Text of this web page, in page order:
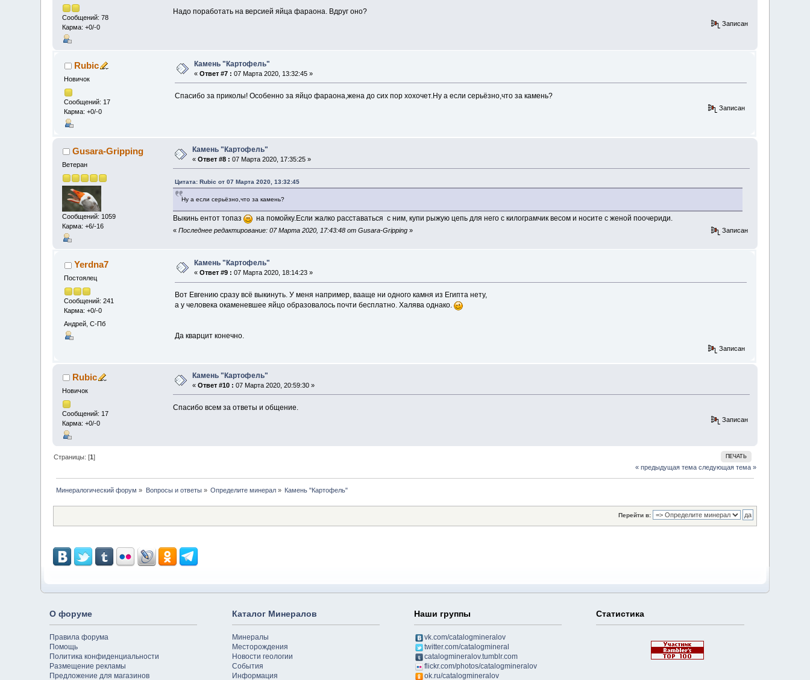
Сообщений: 78
Карма: +0/-0
Надо поработать на версией яйца фараона. Вдруг оно?
Записан
Rubic
Новичок
Сообщений: 17
Карма: +0/-0
Камень "Картофель"
«Ответ #7 : 07 Марта 2020, 13:32:45 »
Спасибо за приколы! Особенно за яйцо фараона,жена до сих пор хохочет.Ну а если серьёзно,что за камень?
Записан
Gusara-Gripping
Ветеран
Сообщений: 1059
Карма: +6/-16
Камень "Картофель"
«Ответ #8 : 07 Марта 2020, 17:35:25 »
Цитата: Rubic от 07 Марта 2020, 13:32:45
Ну а если серьёзно,что за камень?
Выкинь ентот топаз на помойку.Если жалко расставаться с ним, купи рыжую цепь для него с килограмчик весом и носите с женой поочериди.
« Последнее редактирование: 07 Марта 2020, 17:43:48 от Gusara-Gripping» Записан
Yerdna7
Постоялец
Сообщений: 241
Карма: +0/-0
Андрей, С-Пб
Камень "Картофель"
«Ответ #9 : 07 Марта 2020, 18:14:23 »
Вот Евгению сразу всё выкинуть. У меня например, вааще ни одного камня из Египта нету,
а у человека окаменевшее яйцо образовалось почти бесплатно. Халява однако.
Да кварцит конечно.
Записан
Rubic
Новичок
Сообщений: 17
Карма: +0/-0
Камень "Картофель"
«Ответ #10 : 07 Марта 2020, 20:59:30 »
Спасибо всем за ответы и общение.
Записан
ПЕЧАТЬ
Страницы: [1]
« предыдущая тема следующая тема »
Минералогический форум » Вопросы и ответы» Определите минерал » Камень "Картофель"
Перейти в:
О форуме
Правила форума
Помощь
Политика конфиденциальности
Размещение рекламы
Предложение для магазинов
Каталог Минералов
Минералы
Месторождения
Новости геологии
События
Информация
Наши группы
vk.com/catalogmineralov
twitter.com/catalogmineral
catalogmineralov.tumblr.com
flickr.com/photos/catalogmineralov
ok.ru/catalogmineralov
Статистика